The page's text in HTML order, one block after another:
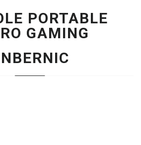
PORTABLE
GAMING